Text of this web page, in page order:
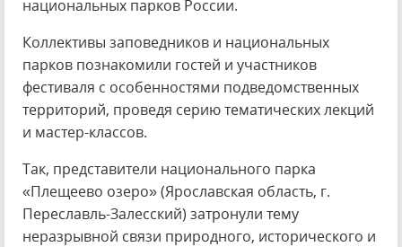
национальных парков России.
Коллективы заповедников и национальных
парков познакомили гостей и участников
фестиваля с особенностями подведомственных
территорий, проведя серию тематических лекций
и мастер-классов.
Так, представители национального парка
«Плещеево озеро» (Ярославская область, г.
Переславль-Залесский) затронули тему
неразрывной связи природного, исторического и